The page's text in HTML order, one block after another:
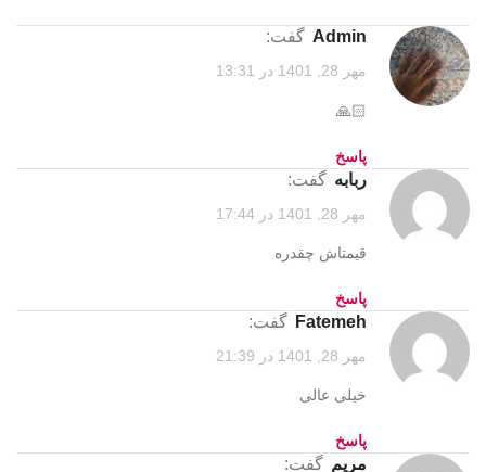
admin گفت:
مهر 28, 1401 در 13:31
🙏🏻
پاسخ
ربابه گفت:
مهر 28, 1401 در 17:44
قیمتاش چقدره
پاسخ
Fatemeh گفت:
مهر 28, 1401 در 21:39
خیلی عالی
پاسخ
مریم گفت: